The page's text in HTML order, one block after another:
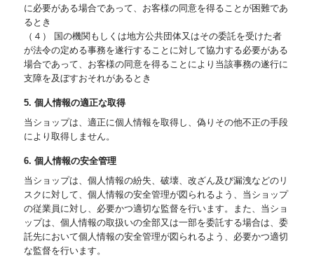
に必要がある場合であって、お客様の同意を得ることが困難であ
るとき
（４） 国の機関もしくは地方公共団体又はその委託を受けた者
が法令の定める事務を遂行することに対して協力する必要がある
場合であって、お客様の同意を得ることにより当該事務の遂行に
支障を及ぼすおそれがあるとき
5. 個人情報の適正な取得
当ショップは、適正に個人情報を取得し、偽りその他不正の手段
により取得しません。
6. 個人情報の安全管理
当ショップは、個人情報の紛失、破壊、改ざん及び漏洩などのリ
スクに対して、個人情報の安全管理が図られるよう、当ショップ
の従業員に対し、必要かつ適切な監督を行います。また、当ショ
ップは、個人情報の取扱いの全部又は一部を委託する場合は、委
託先において個人情報の安全管理が図られるよう、必要かつ適切
な監督を行います。